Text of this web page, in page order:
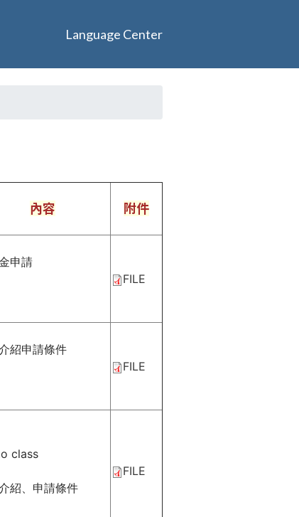
內容 附件
申請
FILE
紹申請條件
FILE
class
紹、申請條件
FILE
Language Center